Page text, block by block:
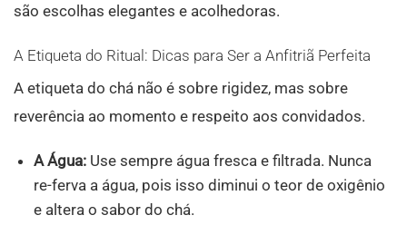
são escolhas elegantes e acolhedoras.
A Etiqueta do Ritual: Dicas para Ser a Anfitriã Perfeita
A etiqueta do chá não é sobre rigidez, mas sobre
reverência ao momento e respeito aos convidados.
A Água: Use sempre água fresca e filtrada. Nunca
re-ferva a água, pois isso diminui o teor de oxigênio
e altera o sabor do chá.